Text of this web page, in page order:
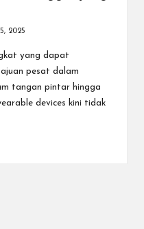
2025
yang dapat
pesat dalam
tangan pintar hingga
devices kini tidak